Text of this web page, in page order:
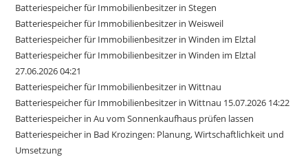
Batteriespeicher für Immobilienbesitzer in Stegen
Batteriespeicher für Immobilienbesitzer in Weisweil
Batteriespeicher für Immobilienbesitzer in Winden im Elztal
Batteriespeicher für Immobilienbesitzer in Winden im Elztal
27.06.2026 04:21
Batteriespeicher für Immobilienbesitzer in Wittnau
Batteriespeicher für Immobilienbesitzer in Wittnau 15.07.2026 14:22
Batteriespeicher in Au vom Sonnenkaufhaus prüfen lassen
Batteriespeicher in Bad Krozingen: Planung, Wirtschaftlichkeit und
Umsetzung